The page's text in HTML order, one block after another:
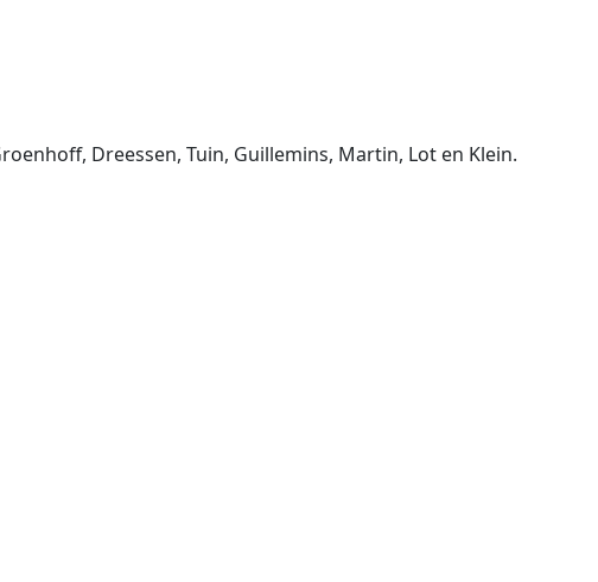
Dreessen, Tuin, Guillemins, Martin, Lot en Klein.